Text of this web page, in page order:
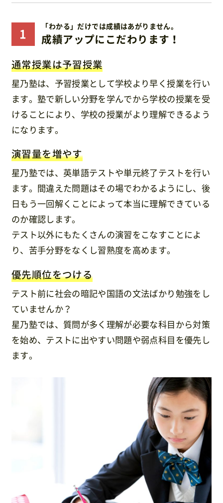
「わかる」だけでは成績はあがりません。
成績アップにこだわります！
通常授業は予習授業
星乃塾は、予習授業として学校より早く授業を行い
ます。塾で新しい分野を学んでから学校の授業を受
けることにより、学校の授業がより理解できるよう
になります。
演習量を増やす
星乃塾では、英単語テストや単元終了テストを行い
ます。間違えた問題はその場でわかるようにし、後
日もう一回解くことによって本当に理解できている
のか確認します。
テスト以外にもたくさんの演習をこなすことによ
り、苦手分野をなくし習熟度を高めます。
優先順位をつける
テスト前に社会の暗記や国語の文法ばかり勉強をし
ていませんか？
星乃塾では、質問が多く理解が必要な科目から対策
を始め、テストに出やすい問題や弱点科目を優先し
ます。